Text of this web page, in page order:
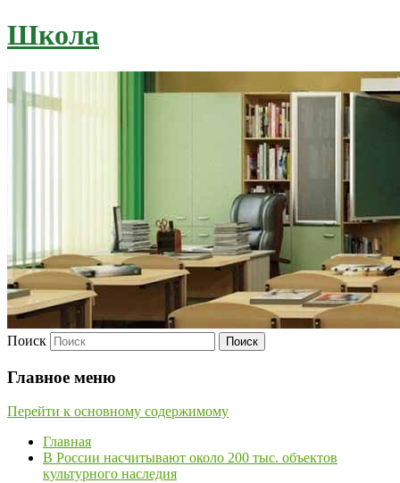
Школа
Поиск
Главное меню
Перейти к основному содержимому
Главная
В России насчитывают около 200 тыс. объектов
культурного наследия